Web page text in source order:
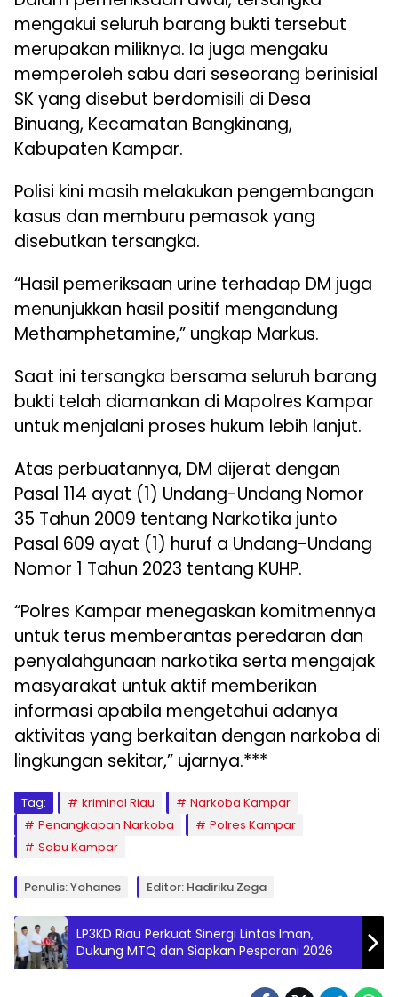
mengakui seluruh barang bukti tersebut
merupakan miliknya. Ia juga mengaku
memperoleh sabu dari seseorang berinisial
SK yang disebut berdomisili di Desa
Binuang, Kecamatan Bangkinang,
Kabupaten Kampar.
Polisi kini masih melakukan pengembangan
kasus dan memburu pemasok yang
disebutkan tersangka.
“Hasil pemeriksaan urine terhadap DM juga
menunjukkan hasil positif mengandung
Methamphetamine,” ungkap Markus.
Saat ini tersangka bersama seluruh barang
bukti telah diamankan di Mapolres Kampar
untuk menjalani proses hukum lebih lanjut.
Atas perbuatannya, DM dijerat dengan
Pasal 114 ayat (1) Undang-Undang Nomor
35 Tahun 2009 tentang Narkotika junto
Pasal 609 ayat (1) huruf a Undang-Undang
Nomor 1 Tahun 2023 tentang KUHP.
“Polres Kampar menegaskan komitmennya
untuk terus memberantas peredaran dan
penyalahgunaan narkotika serta mengajak
masyarakat untuk aktif memberikan
informasi apabila mengetahui adanya
aktivitas yang berkaitan dengan narkoba di
lingkungan sekitar,” ujarnya.***
Tag: kriminal Riau
Narkoba Kampar
Penangkapan Narkoba
Polres Kampar
Sabu Kampar
Penulis: Yohanes Editor: Hadiriku Zega
LP3KD Riau Perkuat Sinergi Lintas Iman,
Dukung MTQ dan Siapkan Pesparani 2026